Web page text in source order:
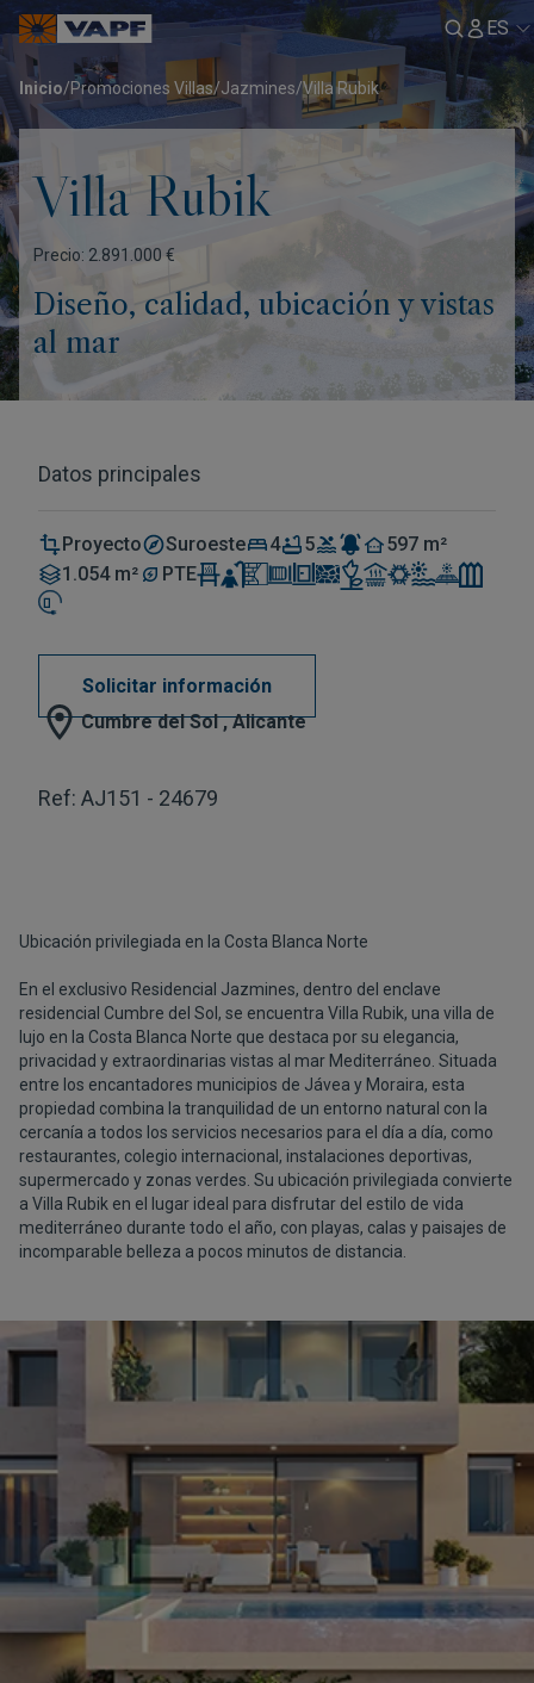
ES
Inicio/Promociones Villas/Jazmines/Villa Rubik
Villa Rubik
Precio: 2.891.000 €
Diseño, calidad, ubicación y vistas
al mar
Datos principales
Proyecto Suroeste 4 5
597 m²
1.054 m²
PTE
Solicitar información
Cumbre del Sol , Alicante
Ref: AJ151 - 24679
Ubicación privilegiada en la Costa Blanca Norte
En el exclusivo Residencial Jazmines, dentro del enclave
residencial Cumbre del Sol, se encuentra Villa Rubik, una villa de
lujo en la Costa Blanca Norte que destaca por su elegancia,
privacidad y extraordinarias vistas al mar Mediterráneo. Situada
entre los encantadores municipios de Jávea y Moraira, esta
propiedad combina la tranquilidad de un entorno natural con la
cercanía a todos los servicios necesarios para el día a día, como
restaurantes, colegio internacional, instalaciones deportivas,
supermercado y zonas verdes. Su ubicación privilegiada convierte
a Villa Rubik en el lugar ideal para disfrutar del estilo de vida
mediterráneo durante todo el año, con playas, calas y paisajes de
incomparable belleza a pocos minutos de distancia.